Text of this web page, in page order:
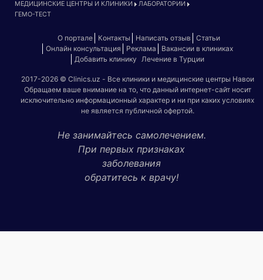
МЕДИЦИНСКИЕ ЦЕНТРЫ И КЛИНИКИ
ЛАБОРАТОРИИ
ГЕМО-ТЕСТ
О портале Контакты Написать отзыв
Статьи
Онлайн консультация
Реклама
Вакансии в клиниках
Добавить клинику
Лечение в Турции
2017-2026 © Clinics.uz - Все клиники и медицинские центры Навои
Обращаем ваше внимание на то, что данный интернет-сайт носит
исключительно информационный характер и ни при каких условиях
не является публичной офертой.
Не занимайтесь самолечением.
При первых признаках
заболевания
обратитесь к врачу!